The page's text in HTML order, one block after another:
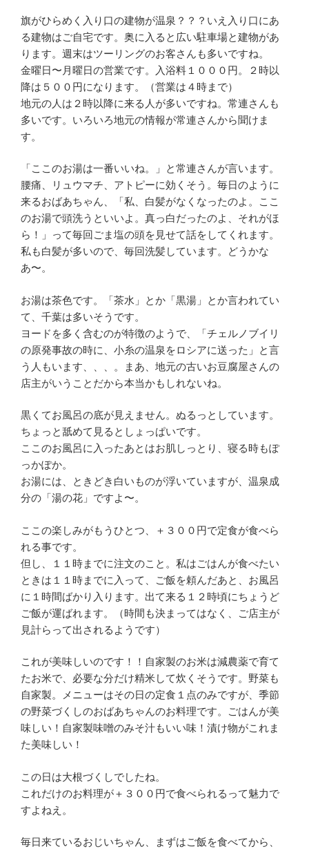
旗がひらめく入り口の建物が温泉？？？いえ入り口にあ
る建物はご自宅です。奥に入ると広い駐車場と建物があ
ります。週末はツーリングのお客さんも多いですね。
金曜日〜月曜日の営業です。入浴料１０００円。２時以
降は５００円になります。（営業は４時まで）
地元の人は２時以降に来る人が多いですね。常連さんも
多いです。いろいろ地元の情報が常連さんから聞けま
す。
「ここのお湯は一番いいね。」と常連さんが言います。
腰痛、リュウマチ、アトピーに効くそう。毎日のように
来るおばあちゃん、「私、白髪がなくなったのよ。ここ
のお湯で頭洗うといいよ。真っ白だったのよ、それがほ
ら！」って毎回ごま塩の頭を見せて話をしてくれます。
私も白髪が多いので、毎回洗髪しています。どうかな
あ〜。
お湯は茶色です。「茶水」とか「黒湯」とか言われてい
て、千葉は多いそうです。
ヨードを多く含むのが特徴のようで、「チェルノブイリ
の原発事故の時に、小糸の温泉をロシアに送った」と言
う人もいます、、、。まあ、地元の古いお豆腐屋さんの
店主がいうことだから本当かもしれないね。
黒くてお風呂の底が見えません。ぬるっとしています。
ちょっと舐めて見るとしょっぱいです。
ここのお風呂に入ったあとはお肌しっとり、寝る時もぽ
っかぽか。
お湯には、ときどき白いものが浮いていますが、温泉成
分の「湯の花」ですよ〜。
ここの楽しみがもうひとつ、＋３００円で定食が食べら
れる事です。
但し、１１時までに注文のこと。私はごはんが食べたい
ときは１１時までに入って、ご飯を頼んだあと、お風呂
に１時間ばかり入ります。出て来る１２時頃にちょうど
ご飯が運ばれます。（時間も決まってはなく、ご店主が
見計らって出されるようです）
これが美味しいのです！！自家製のお米は減農薬で育て
たお米で、必要な分だけ精米して炊くそうです。野菜も
自家製。メニューはその日の定食１点のみですが、季節
の野菜づくしのおばあちゃんのお料理です。ごはんが美
味しい！自家製味噌のみそ汁もいい味！漬け物がこれま
た美味しい！
この日は大根づくしでしたね。
これだけのお料理が＋３００円で食べられるって魅力で
すよねえ。
毎日来ているおじいちゃん、まずはご飯を食べてから、